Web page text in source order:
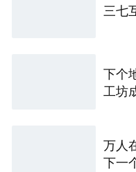
三七
下个
工坊
万人
下一